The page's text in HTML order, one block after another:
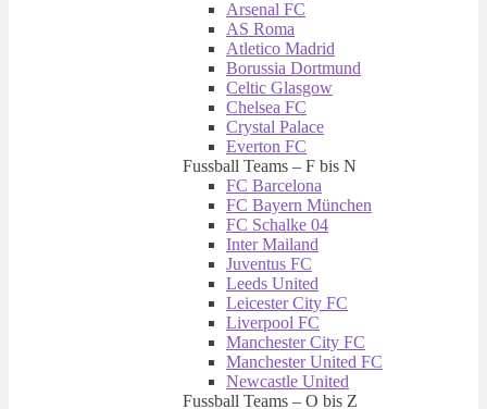
Arsenal FC
AS Roma
Atletico Madrid
Borussia Dortmund
Celtic Glasgow
Chelsea FC
Crystal Palace
Everton FC
Fussball Teams – F bis N
FC Barcelona
FC Bayern München
FC Schalke 04
Inter Mailand
Juventus FC
Leeds United
Leicester City FC
Liverpool FC
Manchester City FC
Manchester United FC
Newcastle United
Fussball Teams – O bis Z